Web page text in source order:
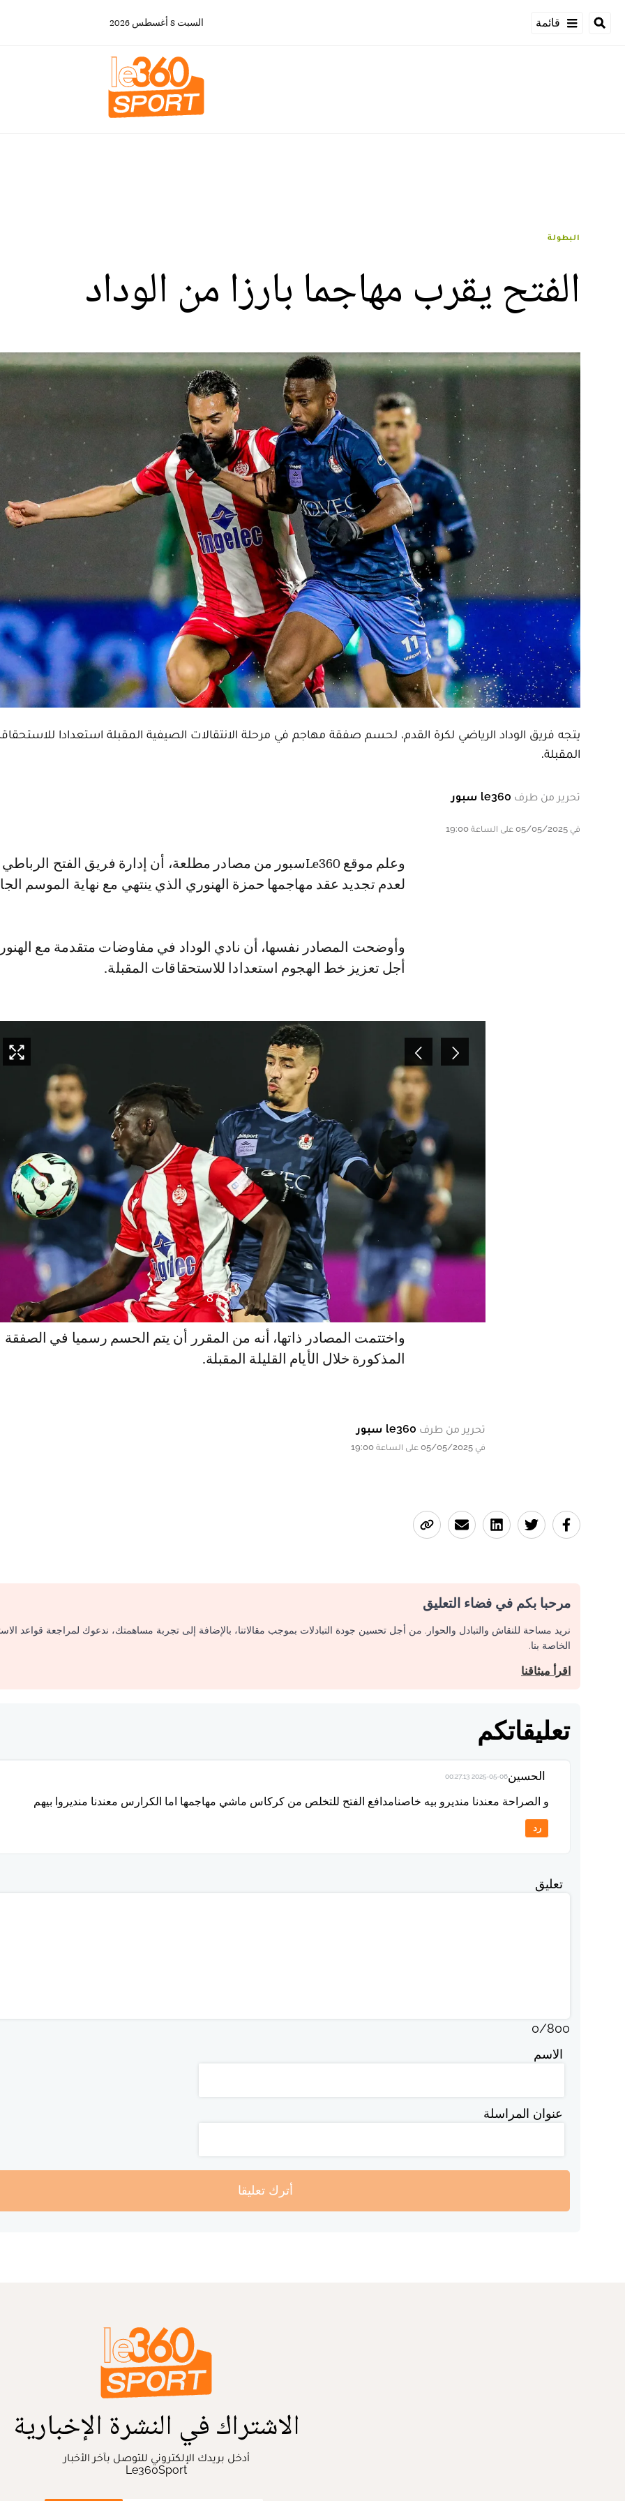
قائمة السبت 8 أغسطس 2026
البطولة
الفتح يقرب مهاجما بارزا من الوداد
يتجه فريق الوداد الرياضي لكرة القدم، لحسم صفقة مهاجم في مرحلة الانتقالات الصيفية المقبلة استعدادا
المقبلة.
تحرير من طرف le360 سبور
في 05/05/2025 على الساعة 19:00
وعلم موقع Le360سبور من مصادر مطلعة، أن إدارة فريق الفتح الرباطي تتجه
لعدم تجديد عقد مهاجمها حمزة الهنوري الذي ينتهي مع نهاية الموسم
وأوضحت المصادر نفسها، أن نادي الوداد في مفاوضات متقدمة مع
أجل تعزيز خط الهجوم استعدادا للاستحقاقات المقبلة.
3
/
8
واختتمت المصادر ذاتها، أنه من المقرر أن يتم الحسم رسميا في الصفقة
المذكورة خلال الأيام القليلة المقبلة.
تحرير من طرف le360 سبور
في 05/05/2025 على الساعة 19:00
مرحبا بكم في فضاء التعليق
نريد مساحة للنقاش والتبادل والحوار. من أجل تحسين جودة التبادلات بموجب مقالاتنا، بالإضافة إلى تجربة مساهمتك، ندعوك لمراجعة قواعد
الخاصة بنا.
اقرأ ميثاقنا
تعليقاتكم
الحسين2025-05-06 00:27:13
و الصراحة معندنا منديرو بيه خاصنامدافع الفتح للتخلص من كركاس ماشي مهاجمها اما الكرارس معندنا منديروا بيهم
رد
تعليق
0/800
الاسم
عنوان المراسلة
أترك تعليقا
الاشتراك في النشرة الإخبارية
أدخل بريدك الإلكتروني للتوصل بآخر الأخبار
Le360Sport